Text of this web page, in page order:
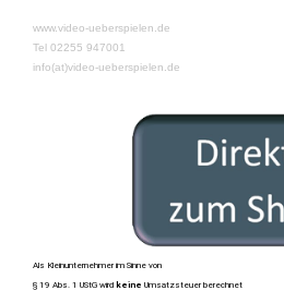
www.video-ueberspielen.de
Tel 02255 947001
info(at)video-ueberspielen.de
Als Kleinunternehmer im Sinne von
§ 19 Abs. 1 UStG wird keine Umsatzsteuer berechnet